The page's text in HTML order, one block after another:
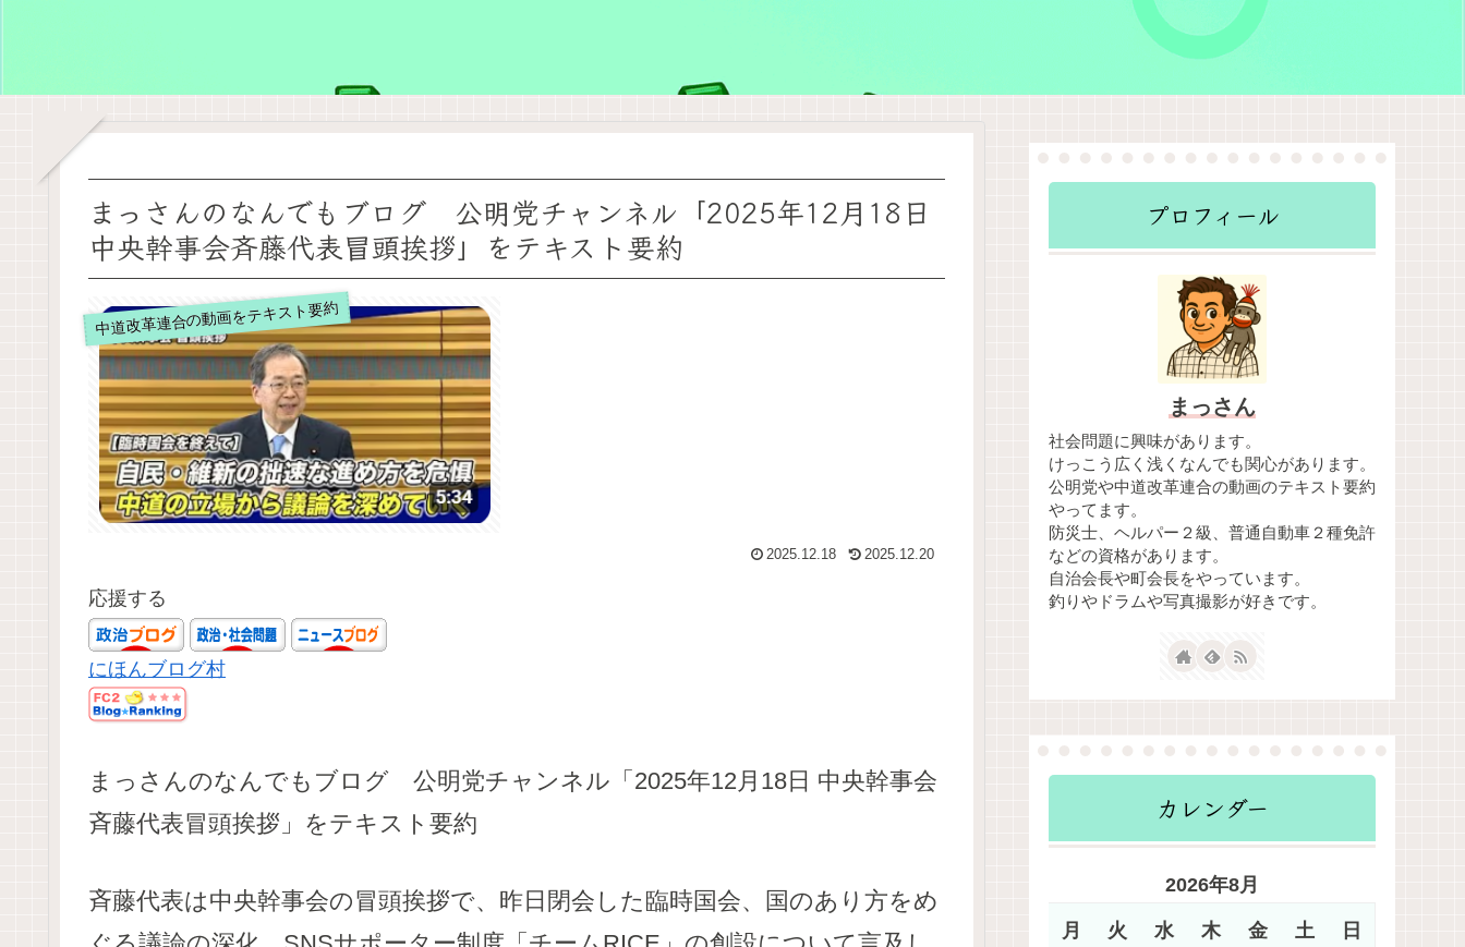
まっさんのなんでもブログ 公明党チャンネル「2025年12月18日
中央幹事会斉藤代表冒頭挨拶」をテキスト要約
中道改革連合の動画をテキスト要約
2025.12.18 2025.12.20
応援する
にほんブログ村
まっさんのなんでもブログ 公明党チャンネル「2025年12月18日 中央幹事会
斉藤代表冒頭挨拶」をテキスト要約
斉藤代表は中央幹事会の冒頭挨拶で、昨日閉会した臨時国会、国のあり方をめ
プロフィール
まっさん
社会問題に興味があります。
けっこう広く浅くなんでも関心があります。
公明党や中道改革連合の動画のテキスト要約
やってます。
防災士、ヘルパー２級、普通自動車２種免許
などの資格があります。
自治会長や町会長をやっています。
釣りやドラムや写真撮影が好きです。
カレンダー
2026年8月
月 火 水 木 金 土 日